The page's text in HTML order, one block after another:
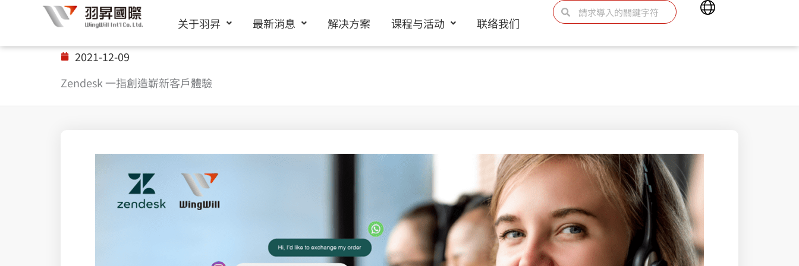
内
关于羽昇 最新消息 解决方案 课程与活动 联络我们
SearchSearch
Main
2021-12-09
Zendesk 一指創造嶄新客戶體驗